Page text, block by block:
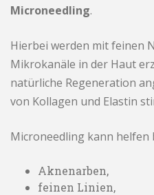
Microneedling.
Hierbei werden mit feinen
Mikrokanäle in der Haut
natürliche Regeneration
von Kollagen und Elastin
Microneedling kann helfen
Aknenarben,
feinen Linien,